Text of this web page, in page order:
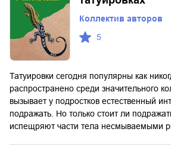
Коллектив авторов
5
Татуировки сегодня популярны как
распространено среди значительного
вызывает у подростков естественный
подражать. Но только стоит ли
испещряют части тела несмываемыми